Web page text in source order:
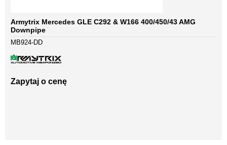
Armytrix Mercedes GLE C292 & W166 400/450/43 AMG
Downpipe
MB924-DD
Zapytaj o cenę